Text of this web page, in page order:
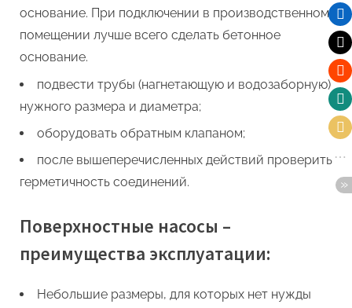
основание. При подключении в производственном
помещении лучше всего сделать бетонное
основание.
подвести трубы (нагнетающую и водозаборную)
нужного размера и диаметра;
оборудовать обратным клапаном;
после вышеперечисленных действий проверить
герметичность соединений.
Поверхностные насосы –
преимущества эксплуатации:
Небольшие размеры, для которых нет нужды